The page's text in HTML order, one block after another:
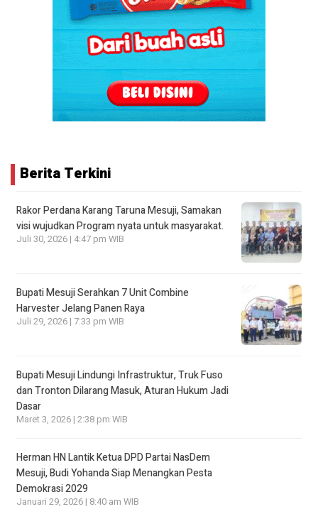
Berita Terkini
Rakor Perdana Karang Taruna Mesuji, Samakan
visi wujudkan Program nyata untuk masyarakat.
Juli 30, 2026 | 4:47 pm WIB
Bupati Mesuji Serahkan 7 Unit Combine
Harvester Jelang Panen Raya
Juli 29, 2026 | 7:33 pm WIB
Bupati Mesuji Lindungi Infrastruktur, Truk Fuso
dan Tronton Dilarang Masuk, Aturan Hukum Jadi
Dasar
Maret 3, 2026 | 2:38 pm WIB
Herman HN Lantik Ketua DPD Partai NasDem
Mesuji, Budi Yohanda Siap Menangkan Pesta
Demokrasi 2029
Januari 29, 2026 | 8:40 am WIB